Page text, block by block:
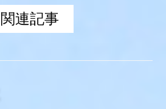
関連記事